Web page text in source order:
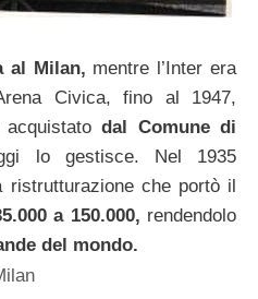
al Milan, mentre l’Inter era
Civica, fino al 1947,
acquistatodal Comune di
lo gestisce. Nel 1935
ristrutturazione che portò il
a 150.000, rendendolo
del mondo.